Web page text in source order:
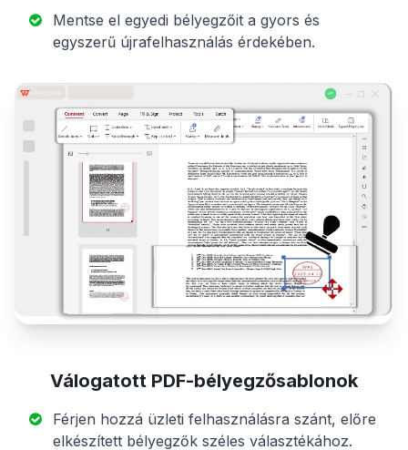
Mentse el egyedi bélyegzőit a gyors és
egyszerű újrafelhasználás érdekében.
Válogatott PDF-bélyegzősablonok
Férjen hozzá üzleti felhasználásra szánt, előre
elkészített bélyegzők széles választékához.